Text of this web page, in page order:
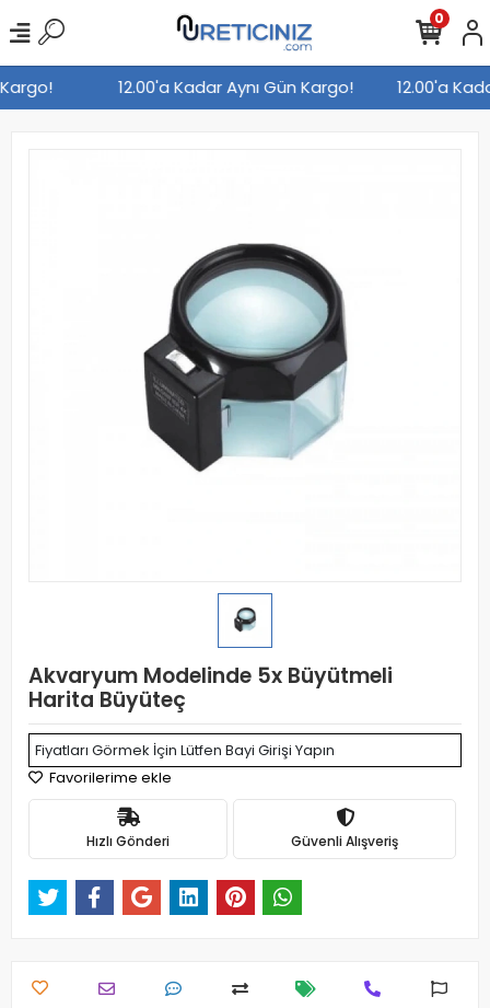
12.00'a Kadar Aynı Gün Kargo! 12.00'a
0
Akvaryum Modelinde 5x Büyütmeli
Harita Büyüteç
Fiyatları Görmek İçin Lütfen Bayi Girişi Yapın
Favorilerime ekle
Hızlı Gönderi Güvenli Alışveriş